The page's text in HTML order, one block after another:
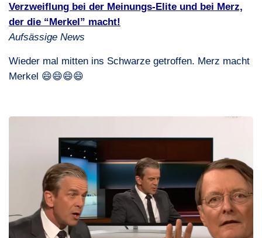
Verzweiflung bei der Meinungs-Elite und bei Merz,
der die “Merkel” macht!
Aufsässige News
Wieder mal mitten ins Schwarze getroffen. Merz macht
Merkel 😄😄😄😄